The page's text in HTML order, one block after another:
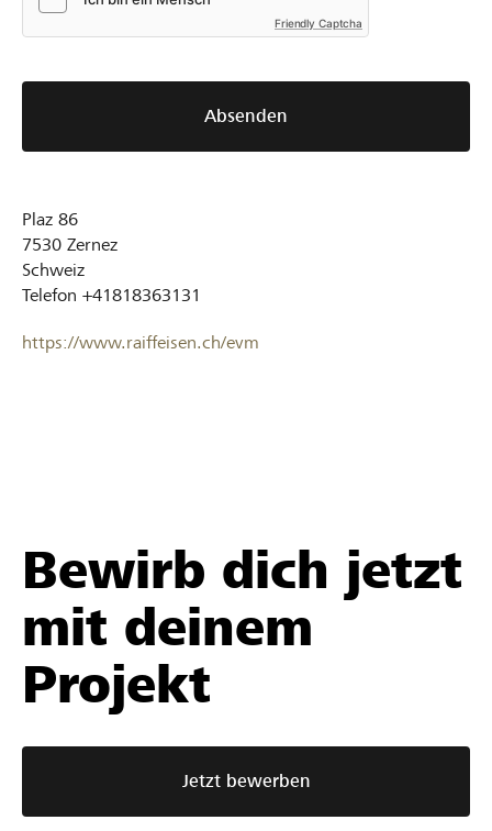
Friendly Captcha
Absenden
Plaz 86
7530 Zernez
Schweiz
Telefon +41818363131
https://www.raiffeisen.ch/evm
Bewirb dich jetzt
mit deinem
Projekt
Jetzt bewerben